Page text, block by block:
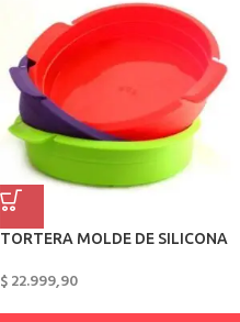
TORTERA MOLDE DE SILICONA
$22.999,90